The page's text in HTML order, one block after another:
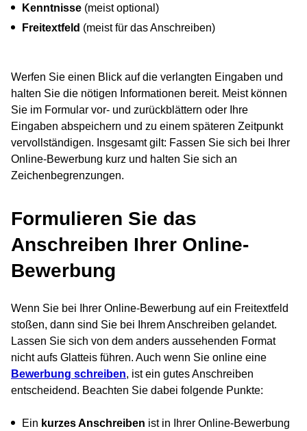
Kenntnisse (meist optional)
Freitextfeld (meist für das Anschreiben)
Werfen Sie einen Blick auf die verlangten Eingaben und
halten Sie die nötigen Informationen bereit. Meist können
Sie im Formular vor- und zurückblättern oder Ihre
Eingaben abspeichern und zu einem späteren Zeitpunkt
vervollständigen. Insgesamt gilt: Fassen Sie sich bei Ihrer
Online-Bewerbung kurz und halten Sie sich an
Zeichenbegrenzungen.
Formulieren Sie das
Anschreiben Ihrer Online-
Bewerbung
Wenn Sie bei Ihrer Online-Bewerbung auf ein Freitextfeld
stoßen, dann sind Sie bei Ihrem Anschreiben gelandet.
Lassen Sie sich von dem anders aussehenden Format
nicht aufs Glatteis führen. Auch wenn Sie online eine
Bewerbung schreiben, ist ein gutes Anschreiben
entscheidend. Beachten Sie dabei folgende Punkte:
Ein kurzes Anschreiben ist in Ihrer Online-Bewerbung